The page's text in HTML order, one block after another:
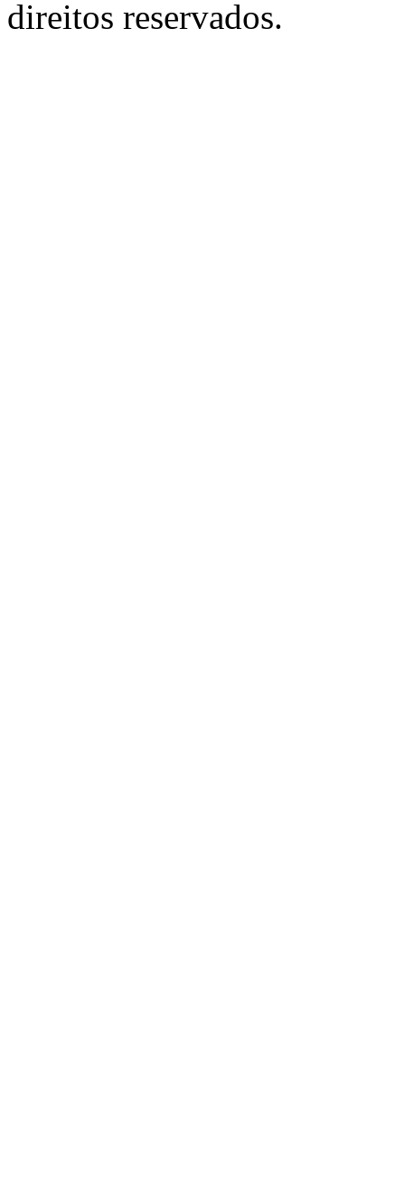
direitos reservados.